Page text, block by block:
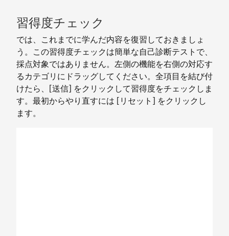
習得度チェック
では、これまでに学んだ内容を復習しておきましょ
う。この習得度チェックは簡単な自己診断テストで、
採点対象ではありません。左側の機能を右側の対応す
るカテゴリにドラッグしてください。全項目を結び付
けたら、[送信] をクリックして習得度をチェックしま
す。最初からやり直すには [リセット] をクリックし
ます。